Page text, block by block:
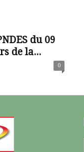
du 09
de la...
0